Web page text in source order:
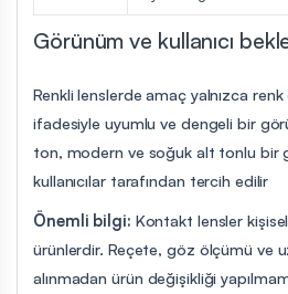
Görünüm ve kullanıcı
Renkli lenslerde amaç yalnızca
ifadesiyle uyumlu ve dengeli bir
ton, modern ve soğuk alt tonlu bir
kullanıcılar tarafından tercih edilir
Önemli bilgi: Kontakt lensler
ürünlerdir. Reçete, göz ölçümü ve
alınmadan ürün değişikliği